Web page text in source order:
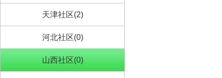
天津社区(2)
河北社区(0)
山西社区(0)